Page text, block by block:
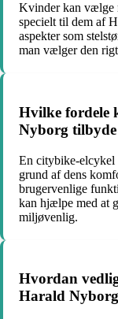
Kvinder kan vælge
specielt til dem af
aspekter som
man vælger den
Hvilke fordele
Nyborg
En citybike-elcykel
grund af dens
brugervenlige
kan hjælpe med at
miljøvenlig.
Hvordan
Harald